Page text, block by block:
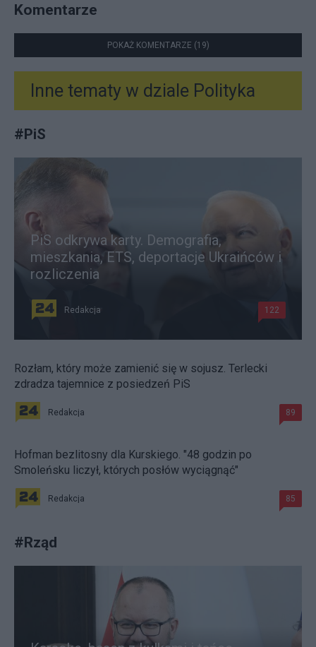
Komentarze
POKAŻ KOMENTARZE (19)
Inne tematy w dziale Polityka
#PiS
PiS odkrywa karty. Demografia,
mieszkania, ETS, deportacje Ukraińców i
rozliczenia
Redakcja 122
Rozłam, który może zamienić się w sojusz. Terlecki
zdradza tajemnice z posiedzeń PiS
Redakcja 89
Hofman bezlitosny dla Kurskiego. "48 godzin po
Smoleńsku liczył, których posłów wyciągnąć"
Redakcja 85
#Rząd